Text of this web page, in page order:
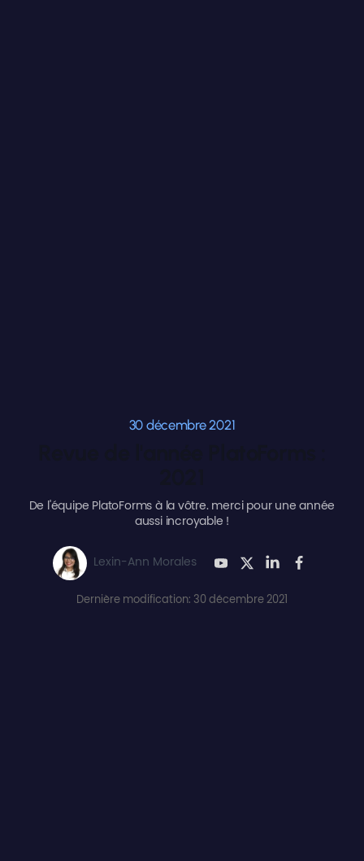
30 décembre 2021
De l'équipe PlatoForms à la vôtre. merci pour une année
aussi incroyable !
Lexin-Ann Morales
Dernière modification: 30 décembre 2021